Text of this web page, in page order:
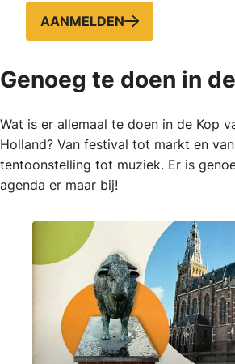
AANMELDEN
Genoeg te doen in
Wat is er allemaal te doen in de Kop
Holland? Van festival tot markt en van
tentoonstelling tot muziek. Er is
agenda er maar bij!